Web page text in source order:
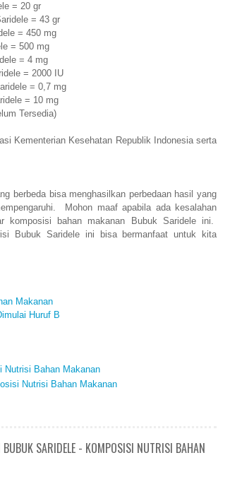
= 20 gr
= 43 gr
= 450 mg
= 500 mg
= 4 mg
= 2000 IU
= 0,7 mg
= 10 mg
Tersedia)
Kementerian Kesehatan Republik Indonesia serta
berbeda bisa menghasilkan perbedaan hasil yang
Mohon maaf apabila ada kesalahan
komposisi bahan makanan Bubuk Saridele ini.
Bubuk Saridele ini bisa bermanfaat untuk kita
Makanan
Huruf B
Nutrisi Bahan Makanan
Nutrisi Bahan Makanan
SARIDELE - KOMPOSISI NUTRISI BAHAN